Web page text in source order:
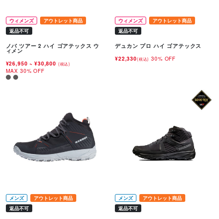
ウィメンズ
アウトレット商品
返品不可
ノバ ツアー 2 ハイ ゴアテックス ウ
ィメン
¥26,950~ ¥30,800 (税込)
MAX 30% OFF
ウィメンズ
アウトレット商品
返品不可
デュカン プロ ハイ ゴアテックス
¥22,330(税込) 30% OFF
メンズ
アウトレット商品
返品不可
メンズ
アウトレット商品
返品不可